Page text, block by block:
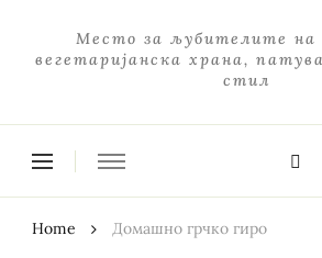
Место за љубителите на
вегетаријанска храна,
стил
Home Домашно грчко гиро